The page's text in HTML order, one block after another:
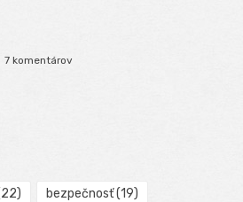
7 komentárov
bezpečnosť(19)